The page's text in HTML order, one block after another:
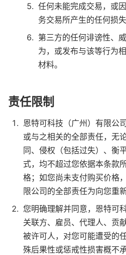
任何未能完成交易，或
务交易所产生的任何损
第三方的任何诽谤性、
为，或发布与该等行为
材料。
责任限制
恩特可科技（广州）有限公
或与之相关的全部责任，无
同、侵权（包括过失）、衡
式，均不超过您依据本条款
格；如您尚未支付购买价格
限公司的全部责任为向您重
您明确理解并同意，恩特可
关联方、雇员、代理人、贡
被许可人，对您可能遭受的
殊后果性或惩戒性损害概不